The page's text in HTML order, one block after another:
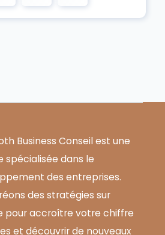
Business Conseil est une
spécialisée dans le
des entreprises.
des stratégies sur
pour accroître votre chiffre
et découvrir de nouveaux